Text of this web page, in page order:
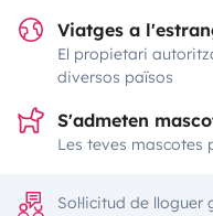
Viatges a
El propietari
diversos països
S'admeten
Les teves
Sol·licitud de